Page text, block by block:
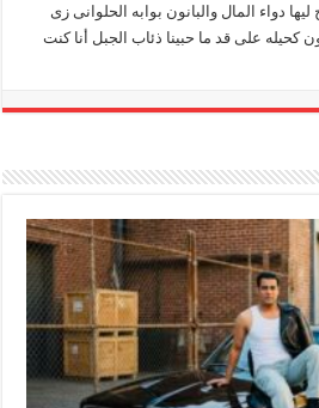
دواء المال والبانون بوابه الحلوانى زى
كحيله على قد ما حبينا ذئاب الجبل أنا كنت